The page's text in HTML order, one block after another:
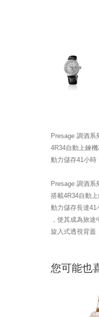
Presage 調酒系
4R34自動上鍊
動力儲存41小時
Presage 調酒系
搭載4R34自動
動力儲存長達41
，使其成為旅途
旋入式透視背蓋
您可能也